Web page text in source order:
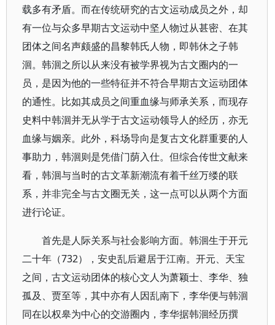
载多有矛盾。而在传统研究的古文运动成员之外，却
有一位与众多早期古文运动中坚人物过从甚密、在其
团体之间名声颇盛的昌黎韩氏人物，即韩休之子韩
洄。韩洄之所以从来没有被学界视为古文圈内的一
员，是因为他的一些特征并不符合早期古文运动团体
的通性。比如其成员之间重血缘与师承关系，而现存
史料中韩洄并无从学于古文运动领导人的经历，亦无
血缘与姻亲。此外，科场导向是复古文化群重要的人
事助力，韩洄则是凭借门荫入仕。但综合传世文献来
看，韩洄与当时的古文革新潮流有着千丝万缕的联
系，并非完全与古文圈无关，这一点可以从两个方面
进行论证。
首先是人际关系与社会影响方面。韩洄生于开元
二十年（732），安史乱后避居于江南。开元、天宝
之间，古文运动团体的核心文人为萧颖士、李华、独
孤及、贾至等，其中亦有人因乱南下，李华便与韩洄
同在以权皋为中心的交游圈内，李华据韩洄经历撰